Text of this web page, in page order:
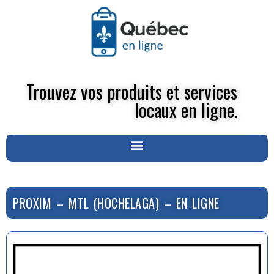
Trouvez vos produits et services
locaux en ligne.
PROXIM – MTL (HOCHELAGA) – EN LIGNE